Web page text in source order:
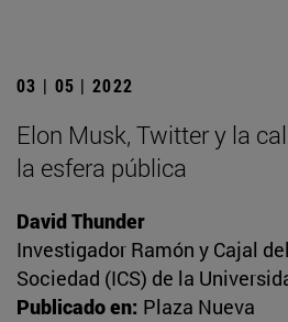
03 | 05 | 2022
Elon Musk, Twitter y la
la esfera pública
David Thunder
Investigador Ramón y Cajal
Sociedad (ICS) de la
Publicado en: Plaza Nueva